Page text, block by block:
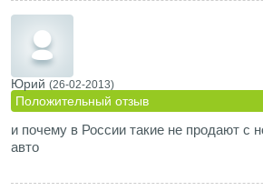
Юрий (26-02-2013)
Положительный отзыв
и почему в России такие не продают с
авто